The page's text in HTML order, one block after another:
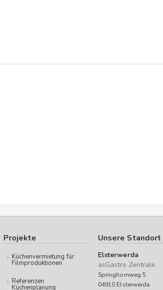
Projekte
Küchenvermietung für
Filmproduktionen
Referenzen
Küchenplanung
Unsere Standort
Elsterwerda
asGastro Zentrale
Springhornweg 5
04910 Elsterwerda